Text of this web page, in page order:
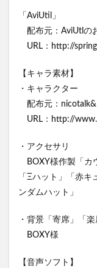
「AviUtil」
配布元：AviUtlの
URL：http://
【キャラ素材】
・キャラクター
配布元：nicotalk&
URL：http://
・アクセサリ
BOXY様作製「カ
「Ξハット」「赤
ンダムハット」
・背景「寄席」「
BOXY様
【音声ソフト】